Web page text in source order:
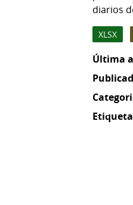
diarios
XLSX
Última